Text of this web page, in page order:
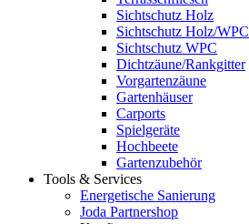
Sichtschutz Holz
Sichtschutz Holz/WPC
Sichtschutz WPC
Dichtzäune/Rankgitter
Vorgartenzäune
Gartenhäuser
Carports
Spielgeräte
Hochbeete
Gartenzubehör
Tools & Services
Energetische Sanierung
Joda Partnershop